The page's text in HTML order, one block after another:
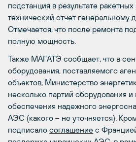
подстанция в результате
технический отчет генеральному
Отмечается, что после ремонта
полную мощность.
Также МАГАТЭ сообщает, что в
оборудования, поставляемого
объектов, Министерство
несколько партий оборудования и
обеспечения надежного
АЭС (какого – не уточняется).
подписало соглашение с